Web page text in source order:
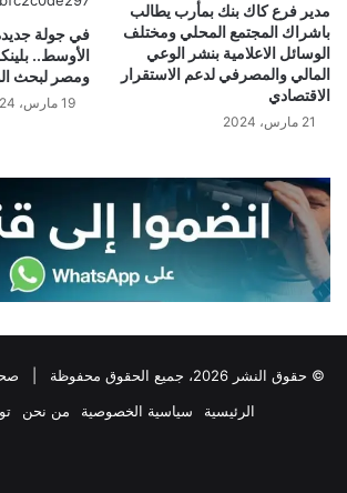
مدير فرع كاك بنك بمأرب يطالب
باشراك المجتمع المحلي ومختلف
الوسائل الاعلامية بنشر الوعي
المالي والمصرفي لدعم الاستقرار
الاقتصادي
21 مارس، 2024
في جولة
الأوسط..
ومصر لبحث
19 مارس، 2024
© حقوق النشر 2026، جميع الحقوق محفوظة |
الرئيسية
سياسية الخصوصية من نحن